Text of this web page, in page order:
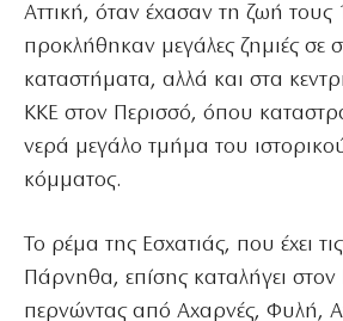
Αττική, όταν έχασαν τη ζωή τους
προκλήθηκαν μεγάλες ζημιές σε
καταστήματα, αλλά και στα
ΚΚΕ στον Περισσό, όπου
νερά μεγάλο τμήμα του
κόμματος.
Το ρέμα της Εσχατιάς, που έχει
Πάρνηθα, επίσης καταλήγει
περνώντας από Αχαρνές, Φυλή,